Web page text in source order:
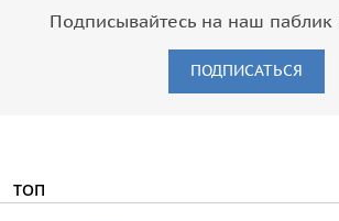
Подписывайтесь на наш паблик
ПОДПИСАТЬСЯ
ТОП